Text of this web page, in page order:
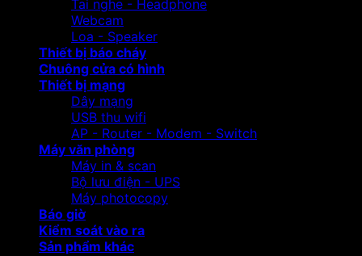
Tai nghe - Headphone
Webcam
Loa - Speaker
Thiết bị báo cháy
Chuông cửa có hình
Thiết bị mạng
Dây mạng
USB thu wifi
AP - Router - Modem - Switch
Máy văn phòng
Máy in & scan
Bộ lưu điện - UPS
Máy photocopy
Báo giờ
Kiểm soát vào ra
Sản phẩm khác